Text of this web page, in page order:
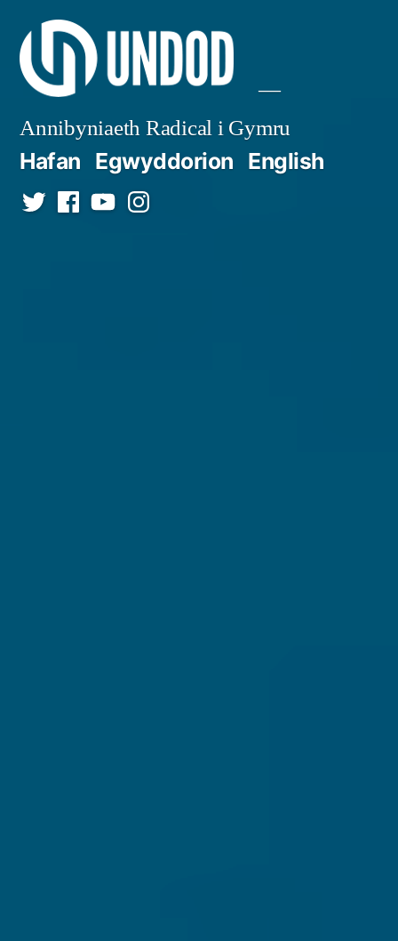
Mynd
cynnwys
Annibyniaeth Radical i Gymru
Hafan Egwyddorion English
TwitterFacebook
YouTubeInstagram